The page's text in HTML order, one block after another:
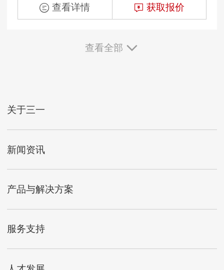
查看详情 获取报价
查看全部
关于三一
新闻资讯
产品与解决方案
服务支持